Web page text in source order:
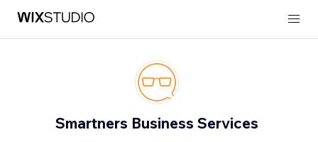
Smartners Business Services